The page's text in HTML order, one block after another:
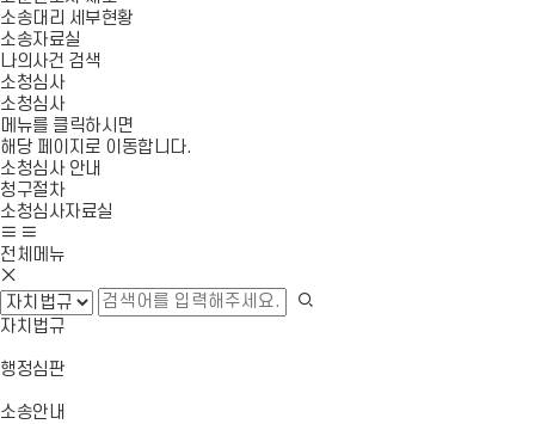
소송대리 세부현황
소송자료실
나의사건 검색
소청심사
소청심사
메뉴를 클릭하시면
해당 페이지로 이동합니다.
소청심사 안내
청구절차
소청심사자료실
사
이
트
맵
이
동
모
바
메
뉴
열
기
전체메뉴
모
바
일
메
뉴
닫
기
자치법규
행정심판
소송안내